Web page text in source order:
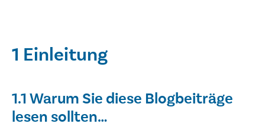
1 Einleitung
1.1 Warum Sie diese Blogbeiträge
lesen sollten…